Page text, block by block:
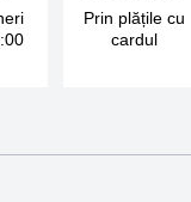
Prin plățile cu
cardul